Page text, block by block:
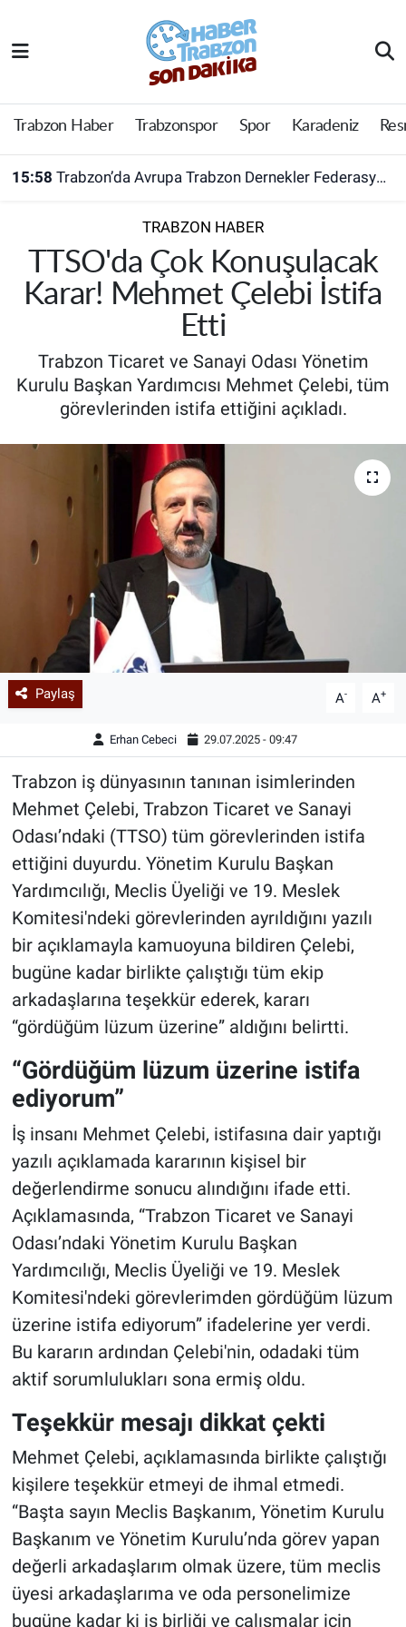
Trabzon Haber Trabzonspor Spor Karadeniz
15:58 Trabzon’da Avrupa Trabzon Dernekler Federasyonu açıldı
TRABZON HABER
TTSO'da Çok Konuşulacak
Karar! Mehmet Çelebi İstifa
Etti
Trabzon Ticaret ve Sanayi Odası Yönetim
Kurulu Başkan Yardımcısı Mehmet Çelebi, tüm
görevlerinden istifa ettiğini açıkladı.
Paylaş A- A+
Erhan Cebeci 29.07.2025 - 09:47
Trabzon iş dünyasının tanınan isimlerinden
Mehmet Çelebi, Trabzon Ticaret ve Sanayi
Odası’ndaki (TTSO) tüm görevlerinden istifa
ettiğini duyurdu. Yönetim Kurulu Başkan
Yardımcılığı, Meclis Üyeliği ve 19. Meslek
Komitesi'ndeki görevlerinden ayrıldığını yazılı
bir açıklamayla kamuoyuna bildiren Çelebi,
bugüne kadar birlikte çalıştığı tüm ekip
arkadaşlarına teşekkür ederek, kararı
“gördüğüm lüzum üzerine” aldığını belirtti.
“Gördüğüm lüzum üzerine istifa
ediyorum”
İş insanı Mehmet Çelebi, istifasına dair yaptığı
yazılı açıklamada kararının kişisel bir
değerlendirme sonucu alındığını ifade etti.
Açıklamasında, “Trabzon Ticaret ve Sanayi
Odası’ndaki Yönetim Kurulu Başkan
Yardımcılığı, Meclis Üyeliği ve 19. Meslek
Komitesi'ndeki görevlerimden gördüğüm lüzum
üzerine istifa ediyorum” ifadelerine yer verdi.
Bu kararın ardından Çelebi'nin, odadaki tüm
aktif sorumlulukları sona ermiş oldu.
Teşekkür mesajı dikkat çekti
Mehmet Çelebi, açıklamasında birlikte çalıştığı
kişilere teşekkür etmeyi de ihmal etmedi.
“Başta sayın Meclis Başkanım, Yönetim Kurulu
Başkanım ve Yönetim Kurulu’nda görev yapan
değerli arkadaşlarım olmak üzere, tüm meclis
üyesi arkadaşlarıma ve oda personelimize
bugüne kadar ki iş birliği ve çalışmalar için
Trabzon Haber
Trabzonspor
Resmi Reklam
Yazarlar
Trabzon Nöbetçi Eczaneler
Trabzon Hava Durumu
Süper Lig Puan Durumu ve Fikstür
Tüm Manşetler
Haber Arşivi